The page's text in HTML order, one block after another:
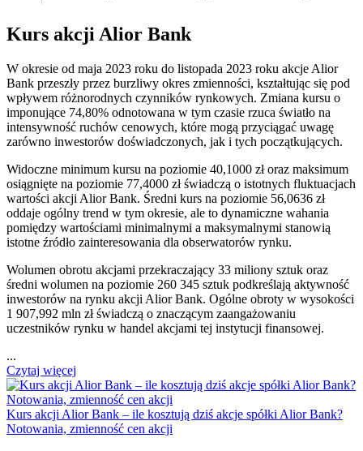
Kurs akcji Alior Bank
W okresie od maja 2023 roku do listopada 2023 roku akcje Alior
Bank przeszły przez burzliwy okres zmienności, kształtując się pod
wpływem różnorodnych czynników rynkowych. Zmiana kursu o
imponujące 74,80% odnotowana w tym czasie rzuca światło na
intensywność ruchów cenowych, które mogą przyciągać uwagę
zarówno inwestorów doświadczonych, jak i tych początkujących.
Widoczne minimum kursu na poziomie 40,1000 zł oraz maksimum
osiągnięte na poziomie 77,4000 zł świadczą o istotnych fluktuacjach
wartości akcji Alior Bank. Średni kurs na poziomie 56,0636 zł
oddaje ogólny trend w tym okresie, ale to dynamiczne wahania
pomiędzy wartościami minimalnymi a maksymalnymi stanowią
istotne źródło zainteresowania dla obserwatorów rynku.
Wolumen obrotu akcjami przekraczający 33 miliony sztuk oraz
średni wolumen na poziomie 260 345 sztuk podkreślają aktywność
inwestorów na rynku akcji Alior Bank. Ogólne obroty w wysokości
1 907,992 mln zł świadczą o znaczącym zaangażowaniu
uczestników rynku w handel akcjami tej instytucji finansowej.
...
Czytaj więcej
Kurs akcji Alior Bank – ile kosztują dziś akcje spółki Alior Bank?
Notowania, zmienność cen akcji